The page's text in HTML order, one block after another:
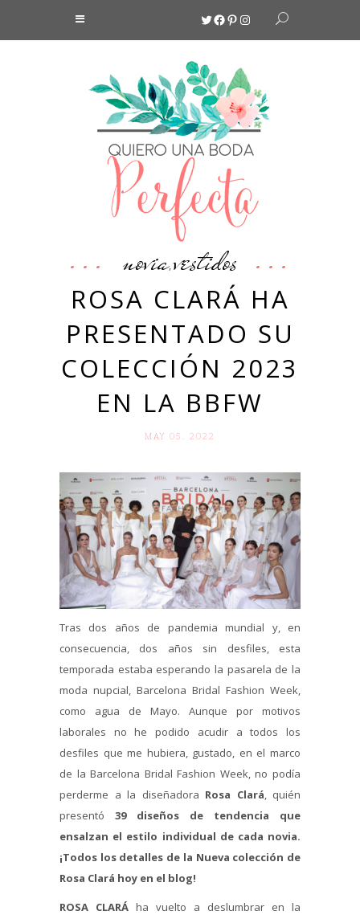
Twitter
Facebook
Pinterest
Instagram
novia,vestidos
ROSA CLARÁ HA
PRESENTADO SU
COLECCIÓN 2023
EN LA BBFW
MAY 05. 2022
Tras dos años de pandemia mundial y, en
consecuencia, dos años sin desfiles, esta
temporada estaba esperando la pasarela de la
moda nupcial, Barcelona Bridal Fashion Week,
como agua de Mayo. Aunque por motivos
laborales no he podido acudir a todos los
desfiles que me hubiera, gustado, en el marco
de la Barcelona Bridal Fashion Week, no podía
perderme a la diseñadora Rosa Clará, quién
presentó 39 diseños de tendencia que
ensalzan el estilo individual de cada novia.
¡Todos los detalles de la Nueva colección de
Rosa Clará hoy en el blog!
ROSA CLARÁ ha vuelto a deslumbrar en la